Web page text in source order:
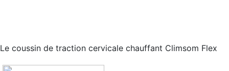
Le coussin de traction cervicale chauffant Climsom Flex